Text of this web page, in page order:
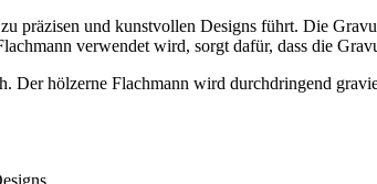
präzisen und kunstvollen Designs führt. Die
verwendet wird, sorgt dafür, dass die
Der hölzerne Flachmann wird durchdringend